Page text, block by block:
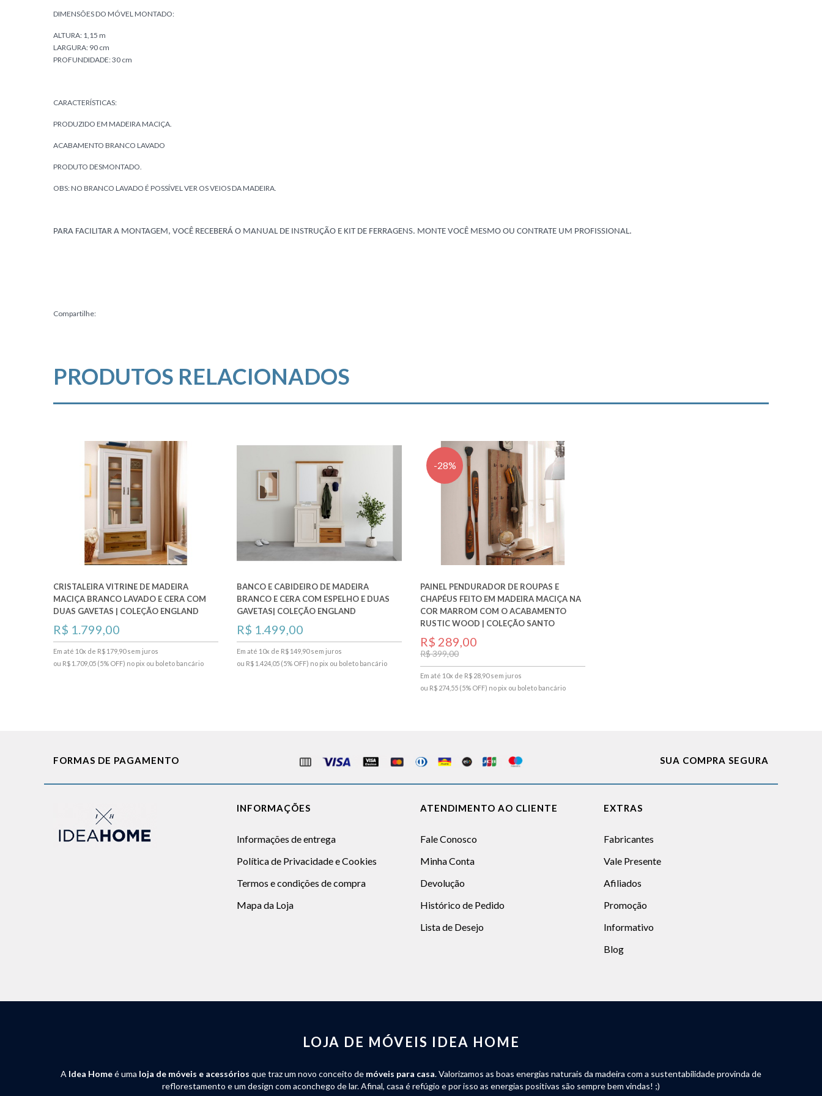
DIMENSÕES DO MÓVEL MONTADO:
ALTURA: 1,15 m
LARGURA: 90 cm
PROFUNDIDADE: 30 cm
CARACTERÍSTICAS:
PRODUZIDO EM MADEIRA MACIÇA.
ACABAMENTO BRANCO LAVADO
PRODUTO DESMONTADO.
OBS: NO BRANCO LAVADO É POSSÍVEL VER OS VEIOS DA MADEIRA.
PARA FACILITAR A MONTAGEM, VOCÊ RECEBERÁ O MANUAL DE INSTRUÇÃO E KIT DE FERRAGENS. MONTE VOCÊ MESMO OU CONTRATE UM PROFISSIONAL.
Compartilhe:
PRODUTOS RELACIONADOS
CRISTALEIRA VITRINE DE MADEIRA
MACIÇA BRANCO LAVADO E CERA COM
DUAS GAVETAS | COLEÇÃO ENGLAND
R$ 1.799,00
Em até 10x de R$ 179,90 sem juros
ou R$ 1.709,05 (5% OFF) no pix ou boleto bancário
BANCO E CABIDEIRO DE MADEIRA
BRANCO E CERA COM ESPELHO E DUAS
GAVETAS| COLEÇÃO ENGLAND
R$ 1.499,00
Em até 10x de R$ 149,90 sem juros
ou R$ 1.424,05 (5% OFF) no pix ou boleto bancário
-28%
PAINEL PENDURADOR DE ROUPAS E
CHAPÉUS FEITO EM MADEIRA MACIÇA NA
COR MARROM COM O ACABAMENTO
RUSTIC WOOD | COLEÇÃO SANTO
R$ 289,00
R$ 399,00
Em até 10x de R$ 28,90 sem juros
ou R$ 274,55 (5% OFF) no pix ou boleto bancário
FORMAS DE PAGAMENTO SUA COMPRA SEGURA
INFORMAÇÕES
Informações de entrega
Política de Privacidade e Cookies
Termos e condições de compra
Mapa da Loja
ATENDIMENTO AO CLIENTE
Fale Conosco
Minha Conta
Devolução
Histórico de Pedido
Lista de Desejo
EXTRAS
Fabricantes
Vale Presente
Afiliados
Promoção
Informativo
Blog
LOJA DE MÓVEIS IDEA HOME
A Idea Homeé uma loja de móveis e acessórios que traz um novo conceito de móveis para casa. Valorizamos as boas energias naturais da madeira com a sustentabilidade provinda de
reflorestamento e um design com aconchego de lar. Afinal, casa é refúgio e por isso as energias positivas são sempre bem vindas! ;)